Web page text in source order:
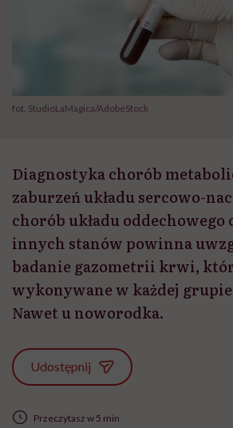
fot. StudioLaMagica/AdobeStock
Diagnostyka chorób
zaburzeń układu sercowo-
chorób układu
innych stanów powinna
badanie gazometrii krwi,
wykonywane w każdej
Nawet u noworodka.
Udostępnij
Przeczytasz w 5 min